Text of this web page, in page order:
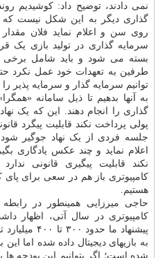
نمی دادند، توضیح داد: کوشیدیم
گذاری دیگر به این شکل نیست که
روی سن و اعلام نماید فلان
سرمایه گذاری در تولید بازی یک
بسته می شود و باید شامل برخی
طرفین به تعهدات خود عمل نکرد
توانیم سرمایه گذار و سرمایه پذیر
به آنها بدهیم تا ذیل سامانه
گذاری را انجام دهند. این که یک
پولی پرداخت نکند قابلیت پیگرد
جلسه فردی از یک نهاد جوگیر
اعلام نماید و چند عکس یادگاری
نکند قابلیت پیگیری قانونی ندارد
کامپیوتری باز هم در سعی برای پای
هستیم.
حاجی میرزایی همینطور در رابطه
کامپیوتری در سال آتی، اظهار
پیشنهاد ما
به بازیهای دیجیتال داده شده اما
شده است؛ اگر بتوانیم این بودجه ها